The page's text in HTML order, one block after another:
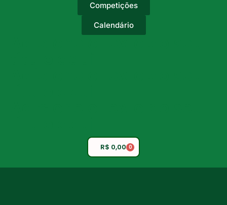
Competições
Calendário
Adicione o texto do seu
R$ 0,00 0